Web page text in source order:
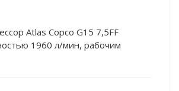
Atlas Copco G15 7,5FF
1960 л/мин, рабочим
и мощностью в 15 кВт.